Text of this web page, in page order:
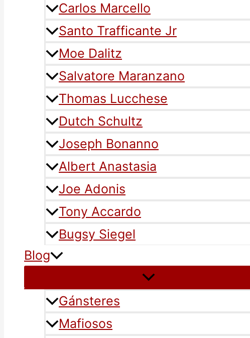
Carlos Marcello
Santo Trafficante Jr
Moe Dalitz
Salvatore Maranzano
Thomas Lucchese
Dutch Schultz
Joseph Bonanno
Albert Anastasia
Joe Adonis
Tony Accardo
Bugsy Siegel
Blog
Gánsteres
Mafiosos